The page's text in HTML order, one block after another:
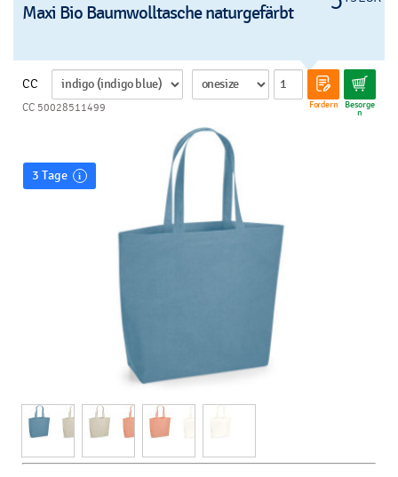
Maxi Bio Baumwolltasche naturgefärbt
CC
Fordern Besorge
n
CC 50028511499
3 Tage